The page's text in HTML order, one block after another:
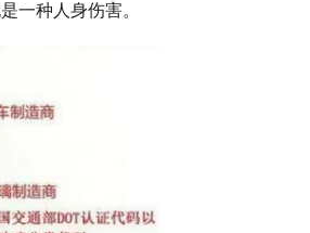
一种人身伤害。